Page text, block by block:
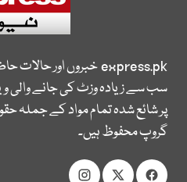
express.pkخبروں اور حالات
سب سے زیادہ وزٹ کی جانے
پر شائع شدہ تمام مواد کے جملہ
گروپ محفوظ ہیں۔